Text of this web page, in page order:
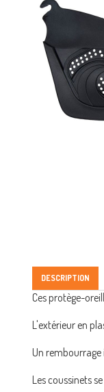
DESCRIPTION
Ces protège-
L'extérieur en
Un
Les coussinets